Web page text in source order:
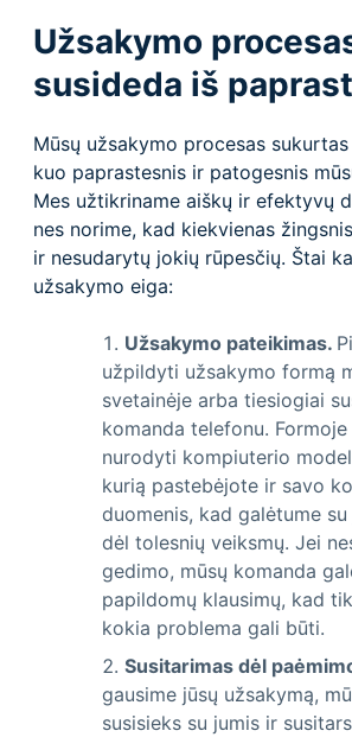
Užsakymo
susideda iš
Mūsų užsakymo procesas
kuo paprastesnis ir patogesnis
Mes užtikriname aiškų ir efektyvų
nes norime, kad kiekvienas
ir nesudarytų jokių rūpesčių. Štai
užsakymo eiga:
Užsakymo pateikimas.
užpildyti užsakymo formą
svetainėje arba tiesiogiai
komanda telefonu.
nurodyti kompiuterio
kurią pastebėjote ir savo
duomenis, kad galėtume
dėl tolesnių veiksmų. Jei
gedimo, mūsų komanda
papildomų klausimų, kad
kokia problema gali būti.
Susitarimas dėl
gausime jūsų užsakymą,
susisieks su jumis ir